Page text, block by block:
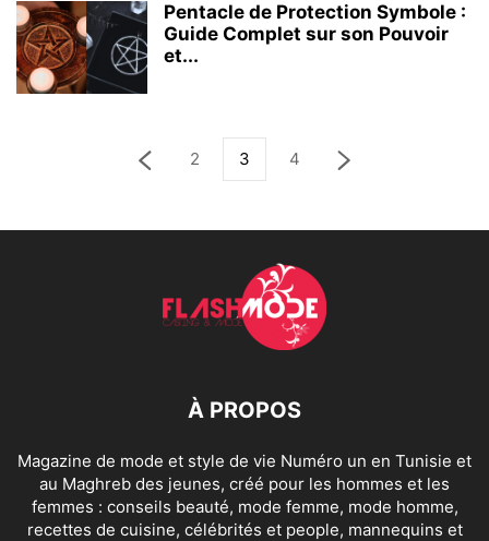
Pentacle de Protection Symbole :
Guide Complet sur son Pouvoir
et...
2 3 4
À PROPOS
Magazine de mode et style de vie Numéro un en Tunisie et
au Maghreb des jeunes, créé pour les hommes et les
femmes : conseils beauté, mode femme, mode homme,
recettes de cuisine, célébrités et people, mannequins et